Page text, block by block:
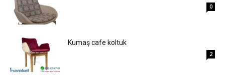
0
Kumaş cafe koltuk
2